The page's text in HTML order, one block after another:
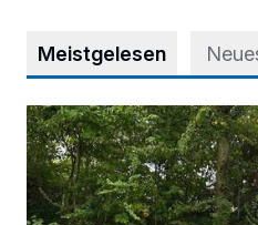
Meistgelesen
Aus Grau wird Haltung